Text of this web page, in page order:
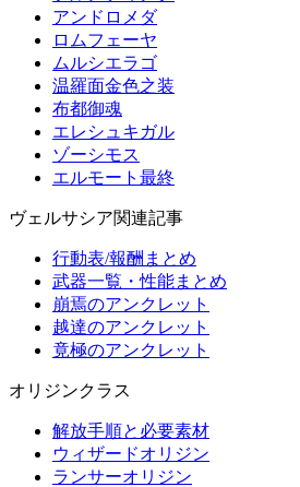
アンドロメダ
ロムフェーヤ
ムルシエラゴ
温羅面金色之装
布都御魂
エレシュキガル
ゾーシモス
エルモート最終
ヴェルサシア関連記事
行動表/報酬まとめ
武器一覧・性能まとめ
崩焉のアンクレット
越達のアンクレット
竟極のアンクレット
オリジンクラス
解放手順と必要素材
ウィザードオリジン
ランサーオリジン